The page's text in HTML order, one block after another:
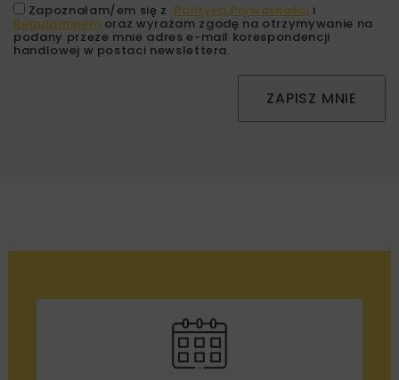
Zapoznałam/em się z Polityką Prywatności i
Regulaminem oraz wyrażam zgodę na otrzymywanie na
podany przeze mnie adres e-mail korespondencji
handlowej w postaci newslettera.
ZAPISZ MNIE